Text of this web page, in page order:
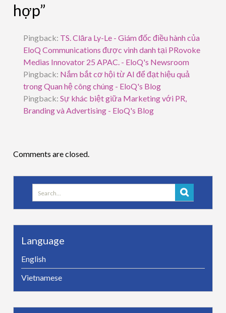
hợp”
Pingback: TS. Clāra Ly-Le - Giám đốc điều hành của
EloQ Communications được vinh danh tại PRovoke
Medias Innovator 25 APAC. - EloQ's Newsroom
Pingback: Nắm bắt cơ hội từ AI để đạt hiệu quả
trong Quan hệ công chúng - EloQ's Blog
Pingback:Sự khác biệt giữa Marketing với PR,
Branding và Advertising - EloQ's Blog
Comments are closed.
Search
for:
Language
English
Vietnamese